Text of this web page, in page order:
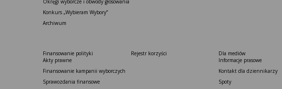
Okręgi wyborcze i obwody głosowania
Konkurs „Wybieram Wybory”
Archiwum
Finansowanie polityki
Akty prawne
Finansowanie kampanii wyborczych
Sprawozdania finansowe
Rejestr korzyści
Dla mediów
Informacje prasowe
Kontakt dla dziennikarzy
Spoty